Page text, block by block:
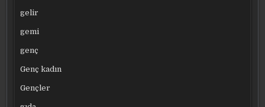
gelir
gemi
genç
Genç kadın
Gençler